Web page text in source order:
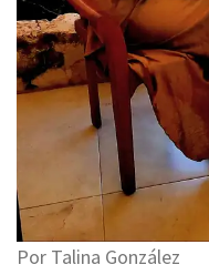
Por Talina González